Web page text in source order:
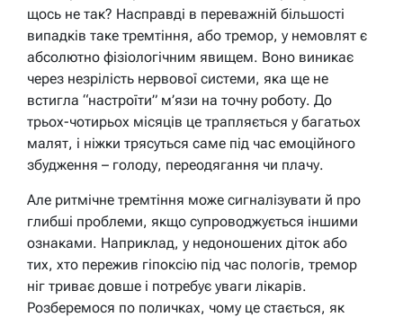
щось не так? Насправді в переважній більшості
випадків таке тремтіння, або тремор, у немовлят є
абсолютно фізіологічним явищем. Воно виникає
через незрілість нервової системи, яка ще не
встигла “настроїти” м’язи на точну роботу. До
трьох-чотирьох місяців це трапляється у багатьох
малят, і ніжки трясуться саме під час емоційного
збудження – голоду, переодягання чи плачу.
Але ритмічне тремтіння може сигналізувати й про
глибші проблеми, якщо супроводжується іншими
ознаками. Наприклад, у недоношених діток або
тих, хто пережив гіпоксію під час пологів, тремор
ніг триває довше і потребує уваги лікарів.
Розберемося по поличках, чому це стається, як